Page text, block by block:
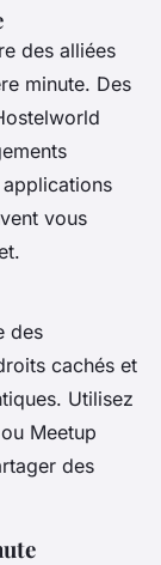
des alliées
minute. Des
vous
des
cachés et
Utilisez
ou Meetup
des